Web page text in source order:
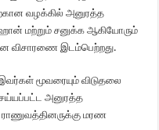
வழக்கில் அனுரத்த
மற்றும் சனுக்க ஆகியோரும்
விசாரணை இடம்பெற்றது.
மூவரையும் விடுதலை
அனுரத்த
மரண